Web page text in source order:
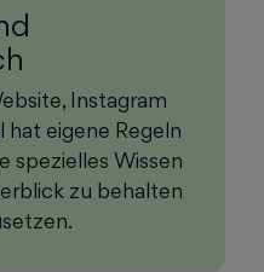
Instagram
hat eigene Regeln
spezielles Wissen
zu behalten